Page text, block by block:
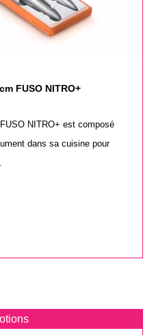
FUSO NITRO+
NITRO+ est composé
dans sa cuisine pour